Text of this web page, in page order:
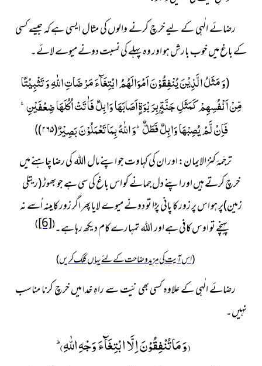
رضائے الٰہی کے لیے خرچ کرنے والوں کی مثال ایسی ہے کہ جیسے کسی
کے باغ میں خوب بارش ہو اور وہ پہلے کی نسبت دونے میوے لائے۔
(وَ مَثَلُ الَّذِیْنَ یُنْفِقُوْنَ اَمْوَالَهُمُ ابْتِغَآءَ مَرْضَاتِ اللّٰهِ وَ تَثْبِیْتًا
مِّنْ اَنْفُسِهِمْ كَمَثَلِ جَنَّةٍۭ بِرَبْوَةٍ اَصَابَهَا وَابِلٌ فَاٰتَتْ اُكُلَهَا ضِعْفَیْنِۚ-
فَاِنْ لَّمْ یُصِبْهَا وَابِلٌ فَطَلٌّؕ-وَ اللّٰهُ بِمَا تَعْمَلُوْنَ بَصِیْرٌ(۲۶۵)
)
ترجَمۂ کنزالایمان: اور ان کی کہاوت جو اپنے مال اللہ کی رضا چاہنے میں
خرچ کرتے ہیں اور اپنے دل جمانے کو اس باغ کی سی ہے جو بھوڑ (ریتلی
زمین)پر ہو اس پر زور کا پانی پڑا تو دونے میوے لایا پھر اگر زور کا مینہ اُسے نہ
پہنچے تو اوس کافی ہے اور اللہ تمہارے کام دیکھ رہا ہے۔(
[6]
)
(اس آیت کی مزید وضاحت کے لئے یہاں کلک کریں)
رضائے الٰہی کے علاوہ کسی بھی نیّت سے راہِ خدا میں خرچ کرنا مناسب
نہیں۔
(وَ مَا تُنْفِقُوْنَ اِلَّا ابْتِغَآءَ وَجْهِ اللّٰهِؕ)